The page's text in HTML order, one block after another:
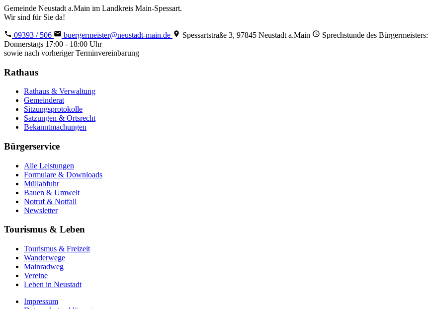
Gemeinde Neustadt a.Main im Landkreis Main-Spessart.
Wir sind für Sie da!
09393 / 506 buergermeister@neustadt-main.de Spessartstraße 3, 97845 Neustadt a.Main
Sprechstunde des Bürgermeisters:
Donnerstags 17:00 - 18:00 Uhr
sowie nach vorheriger Terminvereinbarung
Rathaus
Rathaus & Verwaltung
Gemeinderat
Sitzungsprotokolle
Satzungen & Ortsrecht
Bekanntmachungen
Bürgerservice
Alle Leistungen
Formulare & Downloads
Müllabfuhr
Bauen & Umwelt
Notruf & Notfall
Newsletter
Tourismus & Leben
Tourismus & Freizeit
Wanderwege
Mainradweg
Vereine
Leben in Neustadt
Impressum